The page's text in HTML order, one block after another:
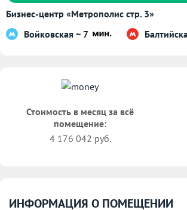
Бизнес-центр «Метрополис стр. 3»
Войковская ~ 7
Стоимость в месяц за всё
помещение:
4 176 042 руб.
ИНФОРМАЦИЯ О ПОМЕЩЕНИИ